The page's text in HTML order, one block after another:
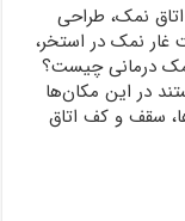
نمک، طراحی
غار نمک در استخر،
درمانی چیست؟
در این مکان‌ها
سقف و کف اتاق